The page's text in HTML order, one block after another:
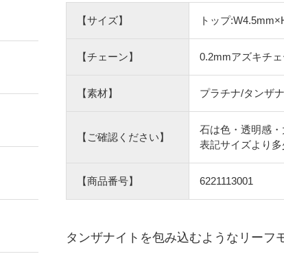
【サイズ】 トップ
【チェーン】 0.2mmアズキチ
【素材】 プラチナ/タンザ
【ご確認ください】
石は色・透明感・
表記サイズより多
【商品番号】 6221113001
タンザナイトを包み込むようなリーフ